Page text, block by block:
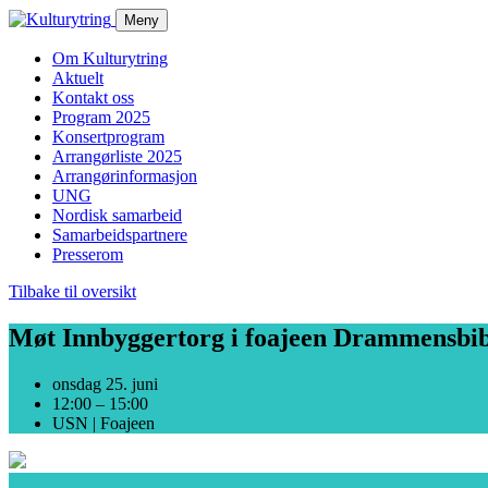
Skip
content
Meny
Om Kulturytring
Aktuelt
Kontakt oss
Program 2025
Konsertprogram
Arrangørliste 2025
Arrangørinformasjon
UNG
Nordisk samarbeid
Samarbeidspartnere
Presserom
Tilbake til oversikt
Møt Innbyggertorg i foajeen
onsdag 25. juni
12:00 – 15:00
USN | Foajeen